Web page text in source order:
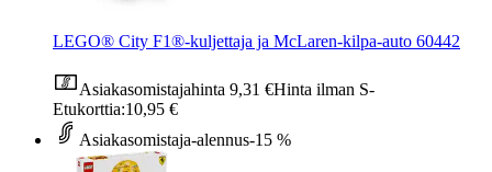
LEGO® City F1®-kuljettaja ja McLaren-kilpa-auto 60442
Asiakasomistajahinta 9,31 €Hinta ilman S-
Etukorttia:10,95 €
Asiakasomistaja-alennus-15 %